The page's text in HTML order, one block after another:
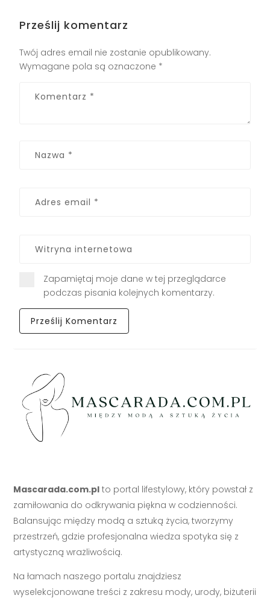
Prześlij komentarz
Twój adres email nie zostanie opublikowany.
Wymagane pola są oznaczone *
Zapamiętaj moje dane w tej przeglądarce
podczas pisania kolejnych komentarzy.
Mascarada.com.pl to portal lifestylowy, który powstał z
zamiłowania do odkrywania piękna w codzienności.
Balansując między modą a sztuką życia, tworzymy
przestrzeń, gdzie profesjonalna wiedza spotyka się z
artystyczną wrażliwością.
Na łamach naszego portalu znajdziesz
wyselekcjonowane treści z zakresu mody, urody, biżuterii